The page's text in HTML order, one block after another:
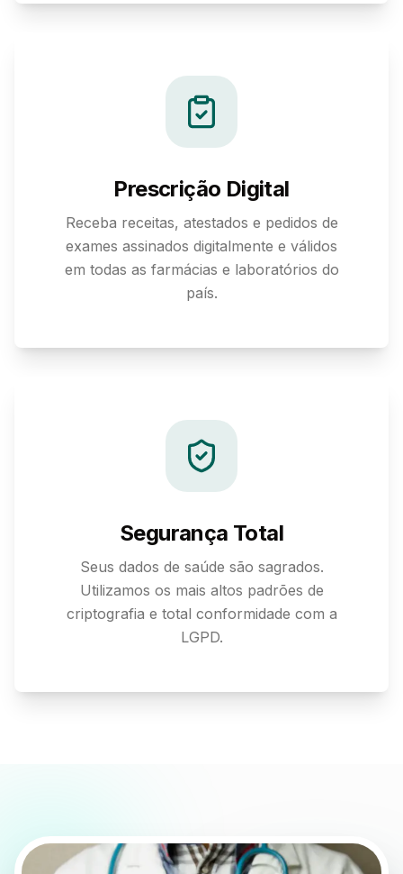
Prescrição Digital
Receba receitas, atestados e pedidos de
exames assinados digitalmente e válidos
em todas as farmácias e laboratórios do
país.
Segurança Total
Seus dados de saúde são sagrados.
Utilizamos os mais altos padrões de
criptografia e total conformidade com a
LGPD.